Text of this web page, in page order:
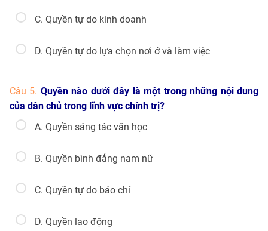
C. Quyền tự do kinh doanh
D. Quyền tự do lựa chọn nơi ở và làm việc
Câu 5. Quyền nào dưới đây là một trong những nội dung
của dân chủ trong lĩnh vực chính trị?
A. Quyền sáng tác văn học
B. Quyền bình đẳng nam nữ
C. Quyền tự do báo chí
D. Quyền lao động